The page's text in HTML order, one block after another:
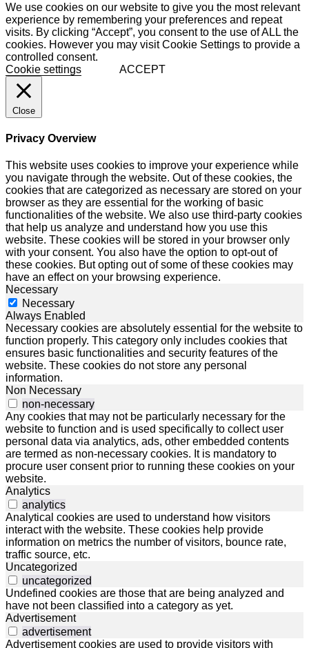
We use cookies on our website to give you the most relevant
experience by remembering your preferences and repeat
visits. By clicking “Accept”, you consent to the use of ALL the
cookies. However you may visit Cookie Settings to provide a
controlled consent.
Cookie settings
ACCEPT
Close
Privacy Overview
This website uses cookies to improve your experience while
you navigate through the website. Out of these cookies, the
cookies that are categorized as necessary are stored on your
browser as they are essential for the working of basic
functionalities of the website. We also use third-party cookies
that help us analyze and understand how you use this
website. These cookies will be stored in your browser only
with your consent. You also have the option to opt-out of
these cookies. But opting out of some of these cookies may
have an effect on your browsing experience.
Necessary
Necessary
Always Enabled
Necessary cookies are absolutely essential for the website to
function properly. This category only includes cookies that
ensures basic functionalities and security features of the
website. These cookies do not store any personal
information.
Non Necessary
non-necessary
Any cookies that may not be particularly necessary for the
website to function and is used specifically to collect user
personal data via analytics, ads, other embedded contents
are termed as non-necessary cookies. It is mandatory to
procure user consent prior to running these cookies on your
website.
Analytics
analytics
Analytical cookies are used to understand how visitors
interact with the website. These cookies help provide
information on metrics the number of visitors, bounce rate,
traffic source, etc.
Uncategorized
uncategorized
Undefined cookies are those that are being analyzed and
have not been classified into a category as yet.
Advertisement
advertisement
Advertisement cookies are used to provide visitors with